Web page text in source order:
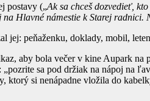
postavy („Ak sa chceš dozvedieť,
Hlavné námestie k Starej radnici.
jej: peňaženku, doklady, mobil,
aby bola večer v kine Aupark na
„pozrite sa pod držiak na nápoj na
ktorý si nenápadne vložila do